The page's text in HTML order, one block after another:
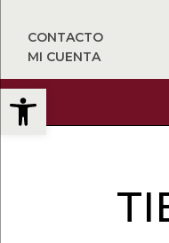
Abrir barra de
CONTACTO
MI CUENTA